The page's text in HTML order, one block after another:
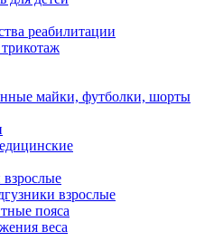
реабилитации
майки, футболки, шорты
взрослые
пояса
веса